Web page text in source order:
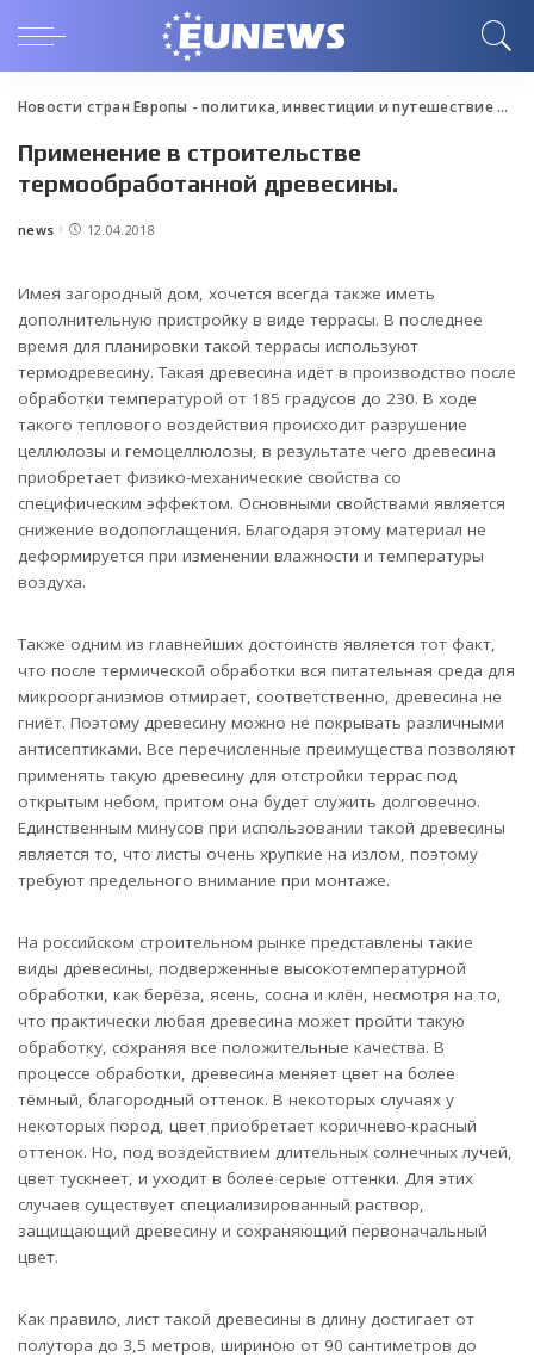
Новости стран Европы - политика, инвестиции и путешествие>
Применение в строительстве
термообработанной древесины.
Posted
news 12.04.2018
Имея загородный дом, хочется всегда также иметь
дополнительную пристройку в виде террасы. В последнее
время для планировки такой террасы используют
термодревесину. Такая древесина идёт в производство после
обработки температурой от 185 градусов до 230. В ходе
такого теплового воздействия происходит разрушение
целлюлозы и гемоцеллюлозы, в результате чего древесина
приобретает физико-механические свойства со
специфическим эффектом. Основными свойствами является
снижение водопоглащения. Благодаря этому материал не
деформируется при изменении влажности и температуры
воздуха.
Также одним из главнейших достоинств является тот факт,
что после термической обработки вся питательная среда для
микроорганизмов отмирает, соответственно, древесина не
гниёт. Поэтому древесину можно не покрывать различными
антисептиками. Все перечисленные преимущества позволяют
применять такую древесину для отстройки террас под
открытым небом, притом она будет служить долговечно.
Единственным минусов при использовании такой древесины
является то, что листы очень хрупкие на излом, поэтому
требуют предельного внимание при монтаже.
На российском строительном рынке представлены такие
виды древесины, подверженные высокотемпературной
обработки, как берёза, ясень, сосна и клён, несмотря на то,
что практически любая древесина может пройти такую
обработку, сохраняя все положительные качества. В
процессе обработки, древесина меняет цвет на более
тёмный, благородный оттенок. В некоторых случаях у
некоторых пород, цвет приобретает коричнево-красный
оттенок. Но, под воздействием длительных солнечных лучей,
цвет тускнеет, и уходит в более серые оттенки. Для этих
случаев существует специализированный раствор,
защищающий древесину и сохраняющий первоначальный
цвет.
Как правило, лист такой древесины в длину достигает от
полутора до 3,5 метров, шириною от 90 сантиметров до